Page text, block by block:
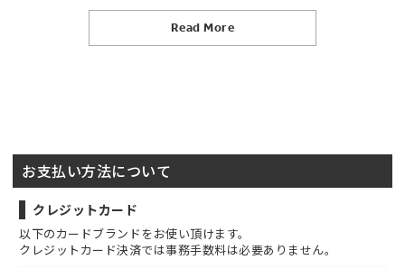
Read More
お支払い方法について
クレジットカード
以下のカードブランドをお使い頂けます。
クレジットカード決済では事務手数料は必要ありません。